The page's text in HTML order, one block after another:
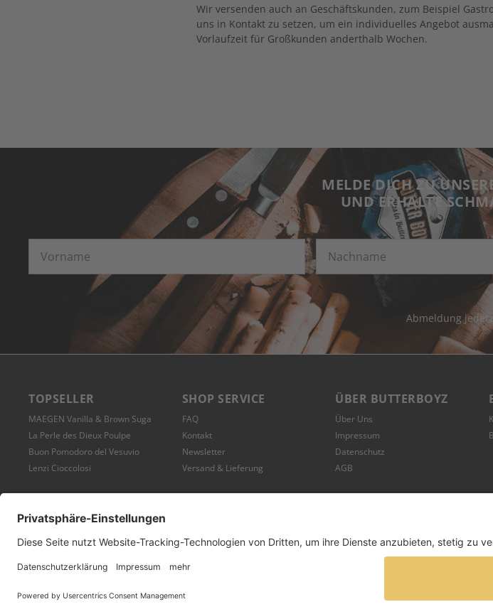
Wir versenden auch an Geschäftskunden, zum Beispiel
uns in Kontakt zu setzen, um ein individuelles Angebot
Vorlaufzeit für Großkunden anderthalb Wochen.
MELDE DICH ZU
UND ERHALTE
Abmeldung
TOPSELLER
La Perle des Dieux Poulpe
Buon Pomodoro del Vesuvio
Lenzi Cioccolosi
SHOP SERVICE
FAQ
Kontakt
Newsletter
Versand & Lieferung
ÜBER BUTTERBOYZ
Über Uns
Impressum
Datenschutz
AGB